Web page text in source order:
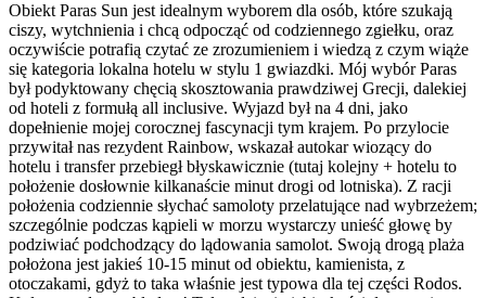
Obiekt Paras Sun jest idealnym wyborem dla osób, które szukają
ciszy, wytchnienia i chcą odpocząć od codziennego zgiełku, oraz
oczywiście potrafią czytać ze zrozumieniem i wiedzą z czym wiąże
się kategoria lokalna hotelu w stylu 1 gwiazdki. Mój wybór Paras
był podyktowany chęcią skosztowania prawdziwej Grecji, dalekiej
od hoteli z formułą all inclusive. Wyjazd był na 4 dni, jako
dopełnienie mojej corocznej fascynacji tym krajem. Po przylocie
przywitał nas rezydent Rainbow, wskazał autokar wiozący do
hotelu i transfer przebiegł błyskawicznie (tutaj kolejny + hotelu to
położenie dosłownie kilkanaście minut drogi od lotniska). Z racji
położenia codziennie słychać samoloty przelatujące nad wybrzeżem;
szczególnie podczas kąpieli w morzu wystarczy unieść głowę by
podziwiać podchodzący do lądowania samolot. Swoją drogą plaża
położona jest jakieś 10-15 minut od obiektu, kamienista, z
otoczakami, gdyż to taka właśnie jest typowa dla tej części Rodos.